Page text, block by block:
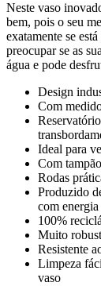
Neste vaso
bem, pois o seu
exatamente se
preocupar se as
água e pode
Design
Com
Ideal para
Com
Rodas
Produzido
com
100%
Muito
Resistente
Limpeza
vaso